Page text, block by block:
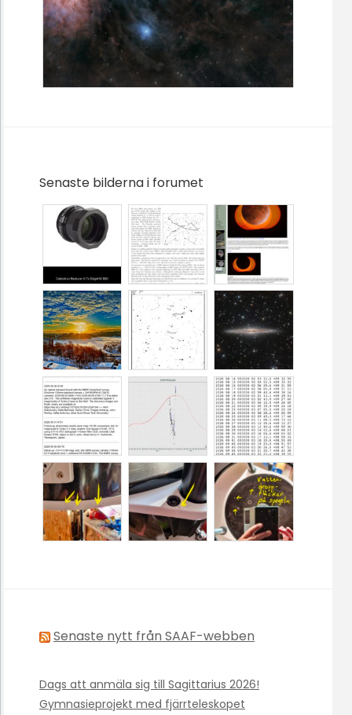
Senaste bilderna i forumet
Senaste nytt från SAAF-webben
Dags att anmäla sig till Sagittarius 2026!
Gymnasieprojekt med fjärrteleskopet